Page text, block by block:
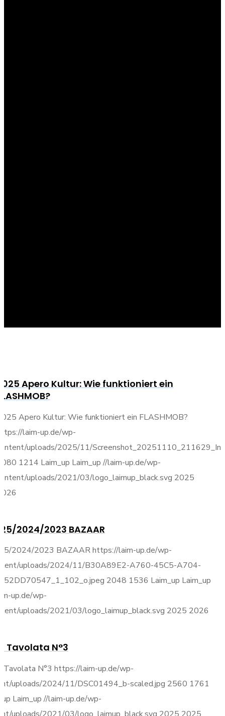
Apero Kultur: Wie funktioniert ein
Apero Kultur: Wie funktioniert ein FLASHMOB?
laim-up.de/wp-
uploads/2025/11/
1214 Laim_up Laim_up //laim-up.de/wp-
uploads/2021/03/logo_laimup_black.svg 2025
2024/2023 BAZAAR
2024/2023 BAZAARhttps://laim-up.de/wp-
uploads/2024/11/B30A89E2-A760-45C5-A704-
2048 1536 Laim_up Laim_up
up.de/wp-
uploads/2021/03/logo_laimup_black.svg 2025 2026
Tavolata N°3
N°3 https://laim-up.de/wp-
uploads/2024/11/DSC01494_b-scaled.jpg 2560 1761
Laim_up //laim-up.de/wp-